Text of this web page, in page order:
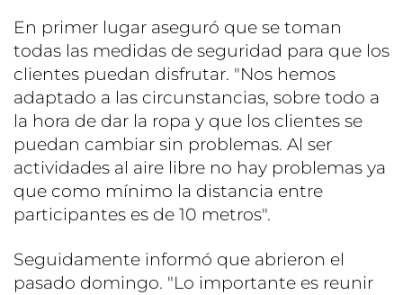
En primer lugar aseguró que se toman
todas las medidas de seguridad para que los
clientes puedan disfrutar. "Nos hemos
adaptado a las circunstancias, sobre todo a
la hora de dar la ropa y que los clientes se
puedan cambiar sin problemas. Al ser
actividades al aire libre no hay problemas ya
que como mínimo la distancia entre
participantes es de 10 metros".
Seguidamente informó que abrieron el
pasado domingo. "Lo importante es reunir